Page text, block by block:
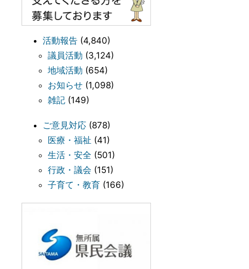
活動報告 (4,840)
議員活動 (3,124)
地域活動 (654)
お知らせ (1,098)
雑記 (149)
ご意見対応 (878)
医療・福祉 (41)
生活・安全 (501)
行政・議会 (151)
子育て・教育 (166)